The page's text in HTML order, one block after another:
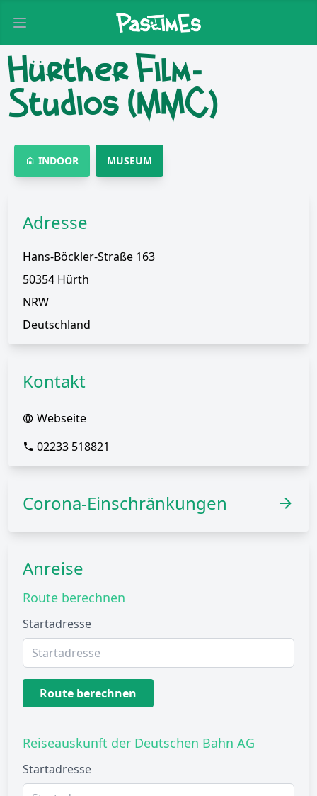
Open main menu
Hürther Film-
Studios (MMC)
INDOOR MUSEUM
Adresse
Hans-Böckler-Straße 163
50354 Hürth
NRW
Deutschland
Kontakt
Webseite
02233 518821
Corona-Einschränkungen
Anreise
Route berechnen
Startadresse
Route berechnen
Reiseauskunft der Deutschen Bahn AG
Startadresse